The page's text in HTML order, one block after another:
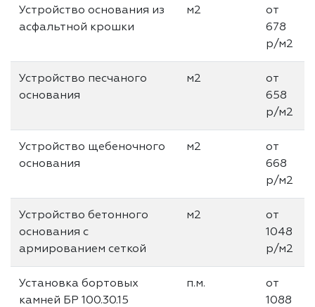
Устройство основания из
асфальтной крошки
м2
от
678
р/м2
Устройство песчаного
основания
м2
от
658
р/м2
Устройство щебеночного
основания
м2
от
668
р/м2
Устройство бетонного
основания с
армированием сеткой
м2
от
1048
р/м2
Установка бортовых
камней БР 100.30.15
п.м.
от
1088